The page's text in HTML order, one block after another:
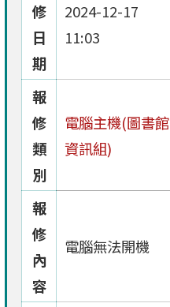
修
日
期
2024-12-17
11:03
報
修
類
別
電腦主機(圖書館
資訊組)
報
修
內
容
電腦無法開機